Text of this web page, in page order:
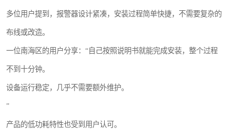
多位用户提到，报警器设计紧凑，安装过程简单快捷，不需要复杂的
布线或改造。
一位南海区的用户分享：“自己按照说明书就能完成安装，整个过程
不到十分钟。
设备运行稳定，几乎不需要额外维护。
”
产品的低功耗特性也受到用户认可。